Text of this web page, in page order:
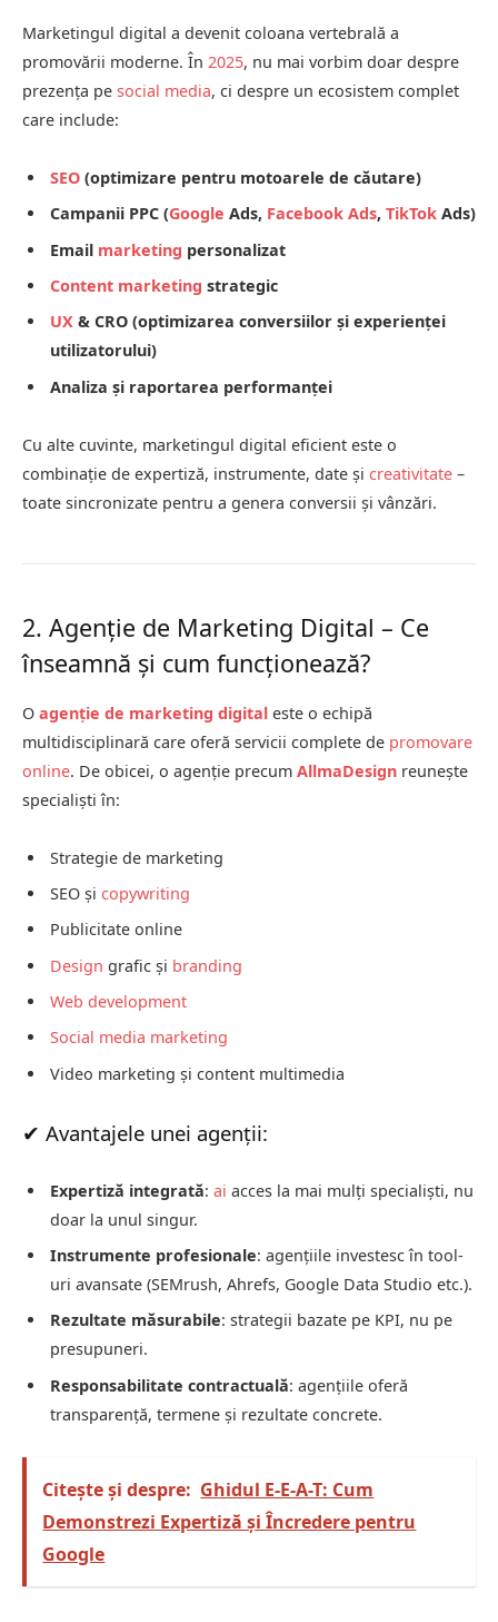
Marketingul digital a devenit coloana vertebrală a
promovării moderne. În 2025, nu mai vorbim doar despre
prezența pe social media, ci despre un ecosistem complet
care include:
SEO (optimizare pentru motoarele de căutare)
Campanii PPC (Google Ads, Facebook Ads, TikTok Ads)
Email marketing personalizat
Content marketing strategic
UX & CRO (optimizarea conversiilor și experienței
utilizatorului)
Analiza și raportarea performanței
Cu alte cuvinte, marketingul digital eficient este o
combinație de expertiză, instrumente, date și creativitate –
toate sincronizate pentru a genera conversii și vânzări.
2. Agenție de Marketing Digital – Ce
înseamnă și cum funcționează?
O agenție de marketing digital este o echipă
multidisciplinară care oferă servicii complete de promovare
online. De obicei, o agenție precum AllmaDesign reunește
specialiști în:
Strategie de marketing
SEO și copywriting
Publicitate online
Design grafic și branding
Web development
Social media marketing
Video marketing și content multimedia
✔ Avantajele unei agenții:
Expertiză integrată: ai acces la mai mulți specialiști, nu
doar la unul singur.
Instrumente profesionale: agențiile investesc în tool-
uri avansate (SEMrush, Ahrefs, Google Data Studio etc.).
Rezultate măsurabile: strategii bazate pe KPI, nu pe
presupuneri.
Responsabilitate contractuală: agențiile oferă
transparență, termene și rezultate concrete.
Citește și despre: Ghidul E-E-A-T: Cum
Demonstrezi Expertiză și Încredere pentru
Google